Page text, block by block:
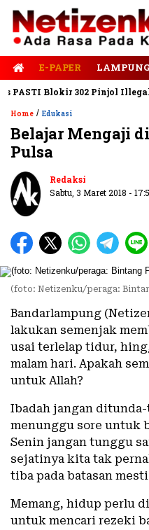
E-PAPER LAMPUNG
Blokir 302 Pinjol Illegal
Home / Edukasi
Belajar Mengaji di
Pulsa
Redaksi
Sabtu, 3 Maret 2018 -
(foto: Netizenku/peraga:
Bandarlampung
lakukan semenjak
usai terlelap tidur,
malam hari. Apakah
untuk Allah?
Ibadah jangan
menunggu sore untuk
Senin jangan tunggu
sejatinya kita tak
tiba pada batasan
Memang, hidup perlu
untuk mencari rezeki